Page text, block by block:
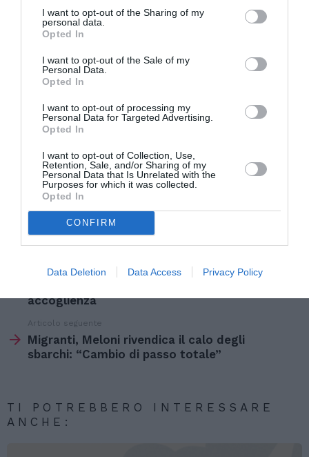
I want to opt-out of the Sharing of my
personal data.
Opted In
I want to opt-out of the Sale of my
Personal Data.
Opted In
I want to opt-out of processing my
Personal Data for Targeted Advertising.
Opted In
I want to opt-out of Collection, Use,
Retention, Sale, and/or Sharing of my
Personal Data that Is Unrelated with the
Purposes for which it was collected.
Opted In
CONFIRM
Data Deletion Data Access Privacy Policy
lavorativa e collaborazione con i Paesi di origine e
Il tema migranti resta così uno dei punti più
delicati del rapporto tra Italia, Unione europea e
Mediterraneo. Ogni nuovo dato sugli sbarchi
anche la necessità di una strategia più ampia,
capace di andare oltre l’emergenza e affrontare
le cause profonde della mobilità umana.
Migranti, sintonia tra Papa Leone e Pedro
accoglienza
Articolo seguente
Migranti, Meloni rivendica il calo degli
sbarchi: “Cambio di passo totale”
TI POTREBBERO INTERESSARE
ANCHE: